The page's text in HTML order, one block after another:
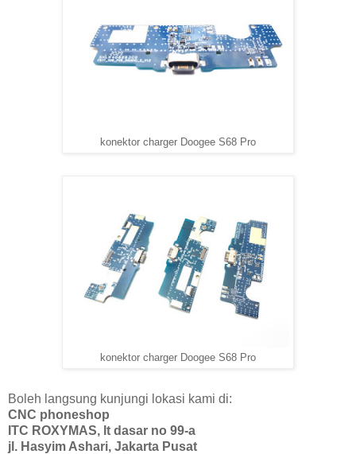
konektor charger Doogee S68 Pro
konektor charger Doogee S68 Pro
Boleh langsung kunjungi lokasi kami di:
CNC phoneshop
ITC ROXYMAS, lt dasar no 99-a
jl. Hasyim Ashari, Jakarta Pusat